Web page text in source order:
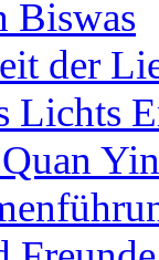
Biswas
der
Lichts